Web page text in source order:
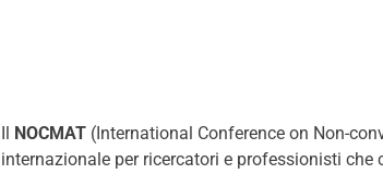
Il NOCMAT(International Conference on Non-
internazionale per ricercatori e professionisti che